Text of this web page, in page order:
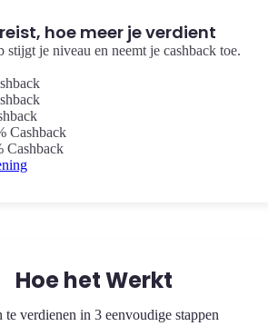
hoe meer je verdient
stijgt je niveau en neemt je cashback toe.
Cashback
Cashback
Hoe het Werkt
te verdienen in 3 eenvoudige stappen